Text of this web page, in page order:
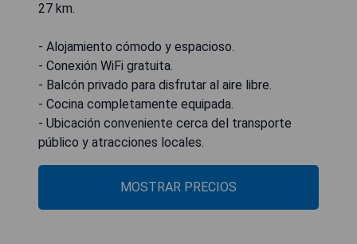
27 km.
- Alojamiento cómodo y espacioso.
- Conexión WiFi gratuita.
- Balcón privado para disfrutar al aire libre.
- Cocina completamente equipada.
- Ubicación conveniente cerca del transporte
público y atracciones locales.
MOSTRAR PRECIOS